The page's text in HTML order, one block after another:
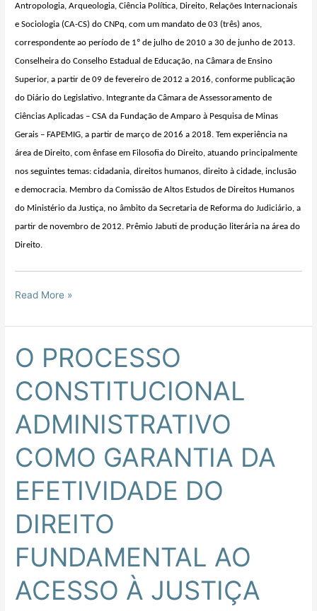
Antropologia, Arqueologia, Ciência Política, Direito, Relações Internacionais
e Sociologia (CA-CS) do CNPq, com um mandato de 03 (três) anos,
correspondente ao período de 1º de julho de 2010 a 30 de junho de 2013.
Conselheira do Conselho Estadual de Educação, na Câmara de Ensino
Superior, a partir de 09 de fevereiro de 2012 a 2016, conforme publicação
do Diário do Legislativo. Integrante da Câmara de Assessoramento de
Ciências Aplicadas – CSA da Fundação de Amparo à Pesquisa de Minas
Gerais – FAPEMIG, a partir de março de 2016 a 2018. Tem experiência na
área de Direito, com ênfase em Filosofia do Direito, atuando principalmente
nos seguintes temas: cidadania, direitos humanos, direito à cidade, inclusão
e democracia. Membro da Comissão de Altos Estudos de Direitos Humanos
do Ministério da Justiça, no âmbito da Secretaria de Reforma do Judiciário, a
partir de novembro de 2012. Prêmio Jabuti de produção literária na área do
Direito.
Read More »
O PROCESSO
CONSTITUCIONAL
ADMINISTRATIVO
COMO GARANTIA DA
EFETIVIDADE DO
DIREITO
FUNDAMENTAL AO
ACESSO À JUSTIÇA
O
PROCESSO
CONSTITUCIONAL
ADMINISTRATIVO
COMO
DA
DO
FUNDAMENTAL
ACESSO
JUSTIÇA